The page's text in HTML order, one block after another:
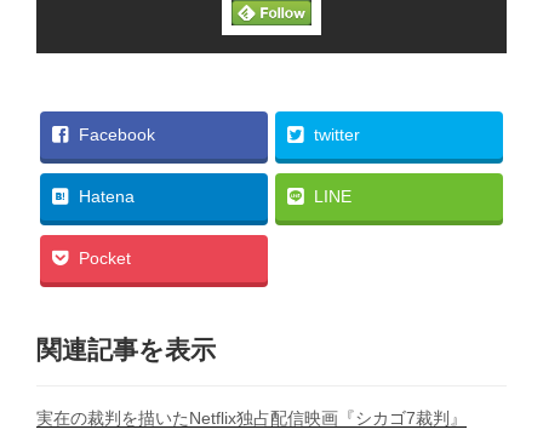
Facebook twitter
Hatena LINE
Pocket
関連記事を表示
実在の裁判を描いたNetflix独占配信映画『シカゴ7裁判』